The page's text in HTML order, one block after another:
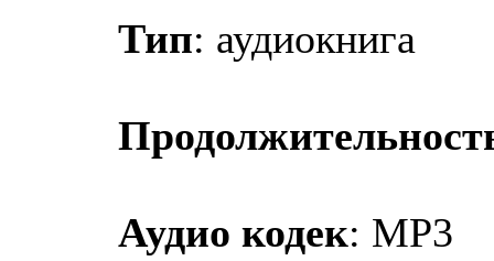
Тип: аудиокнига
Аудио кодек: MP3